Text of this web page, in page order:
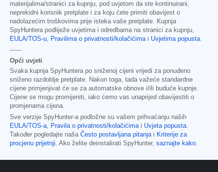
materijalima/stranici za kupnju, pod uvjetom da ste kontinuirani,
neprekidni korisnik pretplate i za koju ćete primiti obavijest o
nadolazećim troškovima prije isteka vaše pretplate. Kupnja
SpyHuntera podliježe uvjetima i odredbama na stranici za kupnju,
EULA/TOS-u, Pravilima o privatnosti/kolačićimai Uvjetima popusta.
------
Opći uvjeti
Svaka kupnja SpyHuntera po sniženoj cijeni vrijedi za ponuđeno
sniženo razdoblje pretplate. Nakon toga, tada važeće standardne
cijene primjenjivat će se za automatske obnove i/ili buduće kupnje.
Cijene se mogu promijeniti, iako ćemo vas unaprijed obavijestiti o
promjenama cijena.
Sve verzije SpyHunter-a podložne su vašem prihvaćanju naših
EULA/TOS-a, Pravila o privatnosti/kolačićimai Uvjeta popusta.
Također pogledajte naša Često postavljana pitanjai Kriterije za
procjenu prijetnji. Ako želite deinstalirati SpyHunter, saznajte kako.